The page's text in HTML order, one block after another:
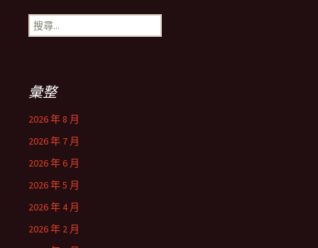
搜
尋
彙整
2026 年 8 月
2026 年 7 月
2026 年 6 月
2026 年 5 月
2026 年 4 月
2026 年 2 月